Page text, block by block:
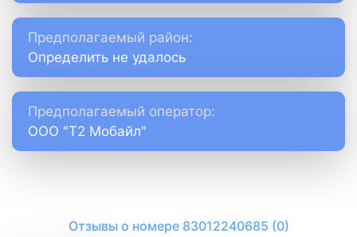
Предполагаемый район:
Определить не удалось
Предполагаемый оператор:
ООО "Т2 Мобайл"
Отзывы о номере 83012240685 (0)